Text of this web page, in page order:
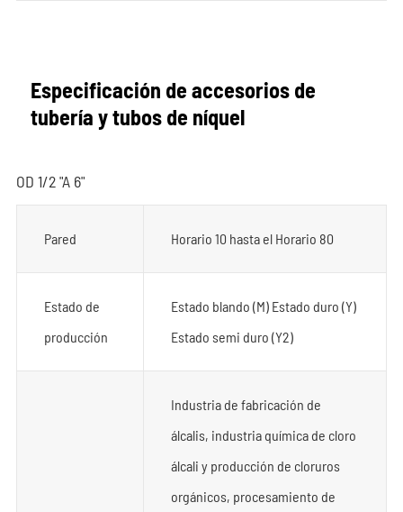
Especificación de accesorios de
tubería y tubos de níquel
OD 1/2 "A 6"
Pared Horario 10 hasta el Horario 80
Estado de
producción
Estado blando (M) Estado duro (Y)
Estado semi duro (Y2)
Industria de fabricación de
álcalis, industria química de cloro
álcali y producción de cloruros
orgánicos, procesamiento de